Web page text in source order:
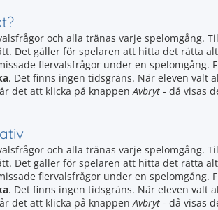
och alla tränas varje spelomgång.
Det gäller för spelaren att hitta det rätta
flervalsfrågor under en spelomgång.
. Det finns ingen tidsgräns. När eleven valt
det att klicka på knappenAvbryt - då visas
och alla tränas varje spelomgång.
Det gäller för spelaren att hitta det rätta
flervalsfrågor under en spelomgång.
. Det finns ingen tidsgräns. När eleven valt
det att klicka på knappenAvbryt - då visas